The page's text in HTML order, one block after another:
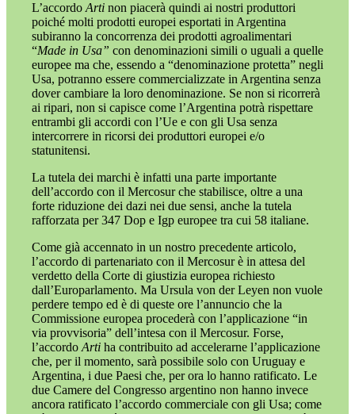
L’accordo Arti non piacerà quindi ai nostri produttori
poiché molti prodotti europei esportati in Argentina
subiranno la concorrenza dei prodotti agroalimentari
“Made in Usa” con denominazioni simili o uguali a quelle
europee ma che, essendo a “denominazione protetta” negli
Usa, potranno essere commercializzate in Argentina senza
dover cambiare la loro denominazione. Se non si ricorrerà
ai ripari, non si capisce come l’Argentina potrà rispettare
entrambi gli accordi con l’Ue e con gli Usa senza
intercorrere in ricorsi dei produttori europei e/o
statunitensi.
La tutela dei marchi è infatti una parte importante
dell’accordo con il Mercosur che stabilisce, oltre a una
forte riduzione dei dazi nei due sensi, anche la tutela
rafforzata per 347 Dop e Igp europee tra cui 58 italiane.
Come già accennato in un nostro precedente articolo,
l’accordo di partenariato con il Mercosur è in attesa del
verdetto della Corte di giustizia europea richiesto
dall’Europarlamento. Ma Ursula von der Leyen non vuole
perdere tempo ed è di queste ore l’annuncio che la
Commissione europea procederà con l’applicazione “in
via provvisoria” dell’intesa con il Mercosur. Forse,
l’accordo Arti ha contribuito ad accelerarne l’applicazione
che, per il momento, sarà possibile solo con Uruguay e
Argentina, i due Paesi che, per ora lo hanno ratificato. Le
due Camere del Congresso argentino non hanno invece
ancora ratificato l’accordo commerciale con gli Usa; come